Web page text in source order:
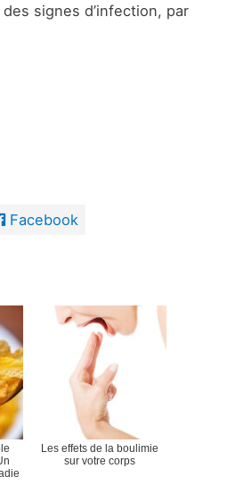
signes d’infection, par
Facebook
Les effets de la boulimie
sur votre corps